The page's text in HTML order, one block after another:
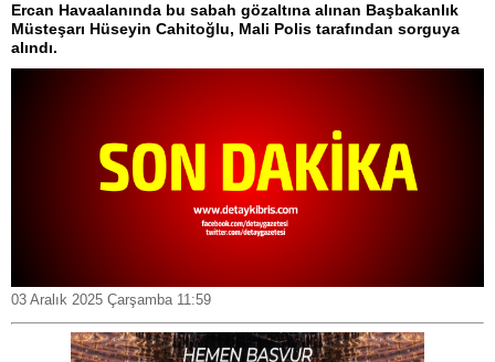
Ercan Havaalanında bu sabah gözaltına alınan Başbakanlık
Müsteşarı Hüseyin Cahitoğlu, Mali Polis tarafından sorguya
alındı.
03 Aralık 2025 Çarşamba 11:59